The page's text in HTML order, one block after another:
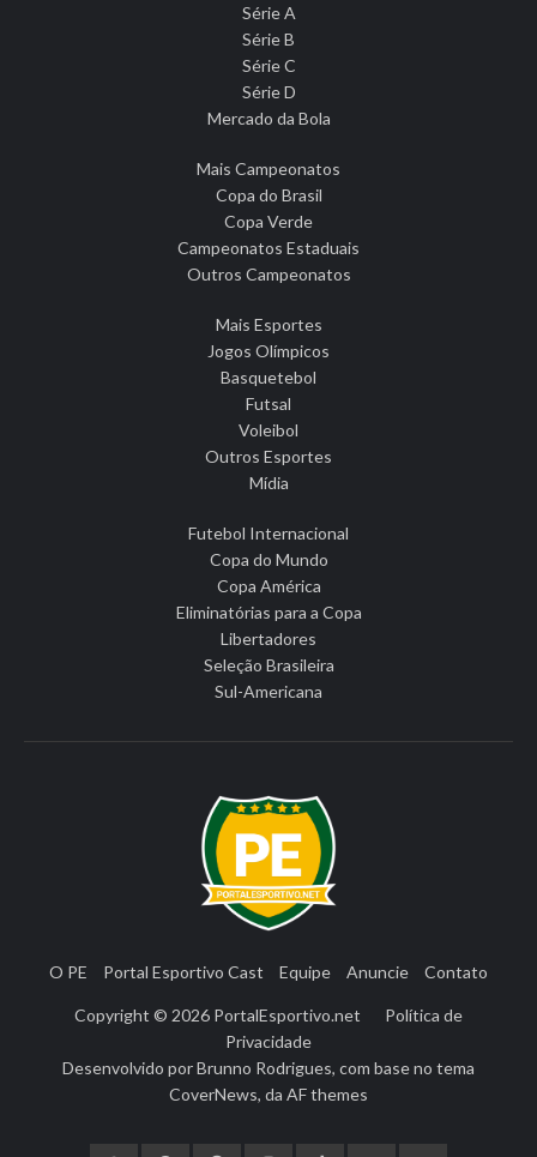
Série A
Série B
Série C
Série D
Mercado da Bola
Mais Campeonatos
Copa do Brasil
Copa Verde
Campeonatos Estaduais
Outros Campeonatos
Mais Esportes
Jogos Olímpicos
Basquetebol
Futsal
Voleibol
Outros Esportes
Mídia
Futebol Internacional
Copa do Mundo
Copa América
Eliminatórias para a Copa
Libertadores
Seleção Brasileira
Sul-Americana
O PE Portal Esportivo Cast Equipe Anuncie Contato
Copyright © 2026 PortalEsportivo.net
Política de
Privacidade
Desenvolvido porBrunno Rodrigues, com base no tema
CoverNews, da AF themes